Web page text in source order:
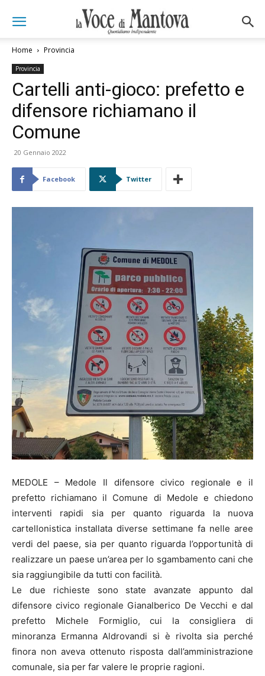
Home Provincia
Provincia
Cartelli anti-gioco: prefetto e
difensore richiamano il
Comune
20 Gennaio 2022
Facebook Twitter
MEDOLE – Medole Il difensore civico regionale e il
prefetto richiamano il Comune di Medole e chiedono
interventi rapidi sia per quanto riguarda la nuova
cartellonistica installata diverse settimane fa nelle aree
verdi del paese, sia per quanto riguarda l’opportunità di
realizzare un paese un’area per lo sgambamento cani che
sia raggiungibile da tutti con facilità.
Le due richieste sono state avanzate appunto dal
difensore civico regionale Gianalberico De Vecchi e dal
prefetto Michele Formiglio, cui la consigliera di
minoranza Ermanna Aldrovandi si è rivolta sia perché
finora non aveva ottenuto risposta dall’amministrazione
comunale, sia per far valere le proprie ragioni.